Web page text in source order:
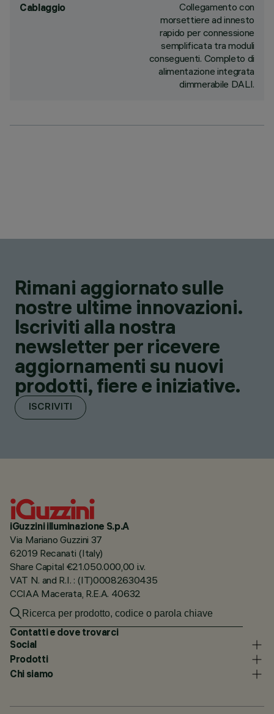
Cablaggio
Collegamento con
morsettiere ad innesto
rapido per connessione
semplificata tra moduli
conseguenti. Completo di
alimentazione integrata
dimmerabile DALI.
Rimani aggiornato sulle
nostre ultime innovazioni.
Iscriviti alla nostra
newsletter per ricevere
aggiornamenti su nuovi
prodotti, fiere e iniziative.
ISCRIVITI
iGuzzini illuminazione S.p.A
Via Mariano Guzzini 37
62019 Recanati (Italy)
Share Capital €21.050.000,00 i.v.
VAT N. and R.I. : (IT)00082630435
CCIAA Macerata, R.E.A. 40632
Contatti e dove trovarci
Social
Prodotti
Chi siamo